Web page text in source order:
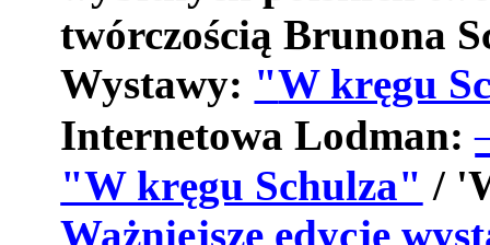
twórczością Brunona
Wystawy: "W kręgu
Internetowa Lodman:
"W kręgu Schulza" /
Ważniejsze edycje